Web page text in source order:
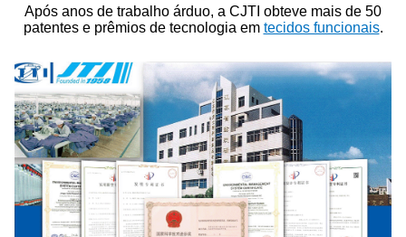
Após anos de trabalho árduo, a CJTI obteve mais de 50
patentes e prêmios de tecnologia em tecidos funcionais.